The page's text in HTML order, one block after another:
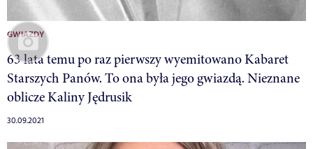
GWIAZDY
63 lata temu po raz pierwszy wyemitowano Kabaret
Starszych Panów. To ona była jego gwiazdą. Nieznane
oblicze Kaliny Jędrusik
30.09.2021